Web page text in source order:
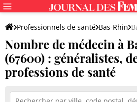
Professionnels de santé Bas-Rhin
Nombre de médecin à
(67600) : généralistes,
professions de santé